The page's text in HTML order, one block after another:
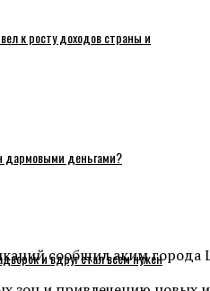
к росту доходов страны и
дармовыми деньгами?
и вдруг стал всем нужен
сообщил аким